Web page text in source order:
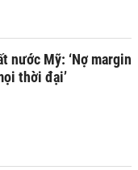
nước Mỹ: ‘Nợ margin
thời đại’